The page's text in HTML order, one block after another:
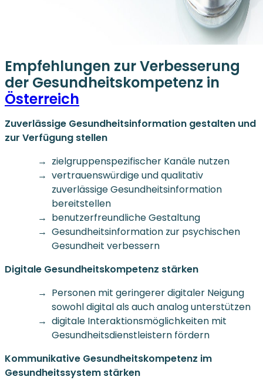
Empfehlungen zur Verbesserung
der Gesundheitskompetenz in
Österreich
Zuverlässige Gesundheitsinformation gestalten und
zur Verfügung stellen
zielgruppenspezifischer Kanäle nutzen
vertrauenswürdige und qualitativ
zuverlässige Gesundheitsinformation
bereitstellen
benutzerfreundliche Gestaltung
Gesundheitsinformation zur psychischen
Gesundheit verbessern
Digitale Gesundheitskompetenz stärken
Personen mit geringerer digitaler Neigung
sowohl digital als auch analog unterstützen
digitale Interaktionsmöglichkeiten mit
Gesundheitsdienstleistern fördern
Kommunikative Gesundheitskompetenz im
Gesundheitssystem stärken